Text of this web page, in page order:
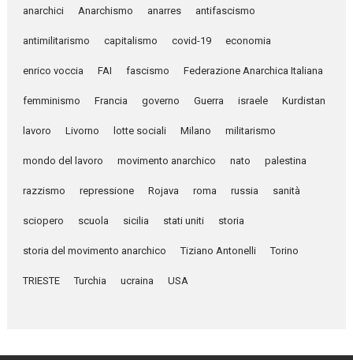
anarchici Anarchismo anarres antifascismo
antimilitarismo capitalismo covid-19 economia
enrico voccia FAI fascismo Federazione Anarchica Italiana
femminismo Francia governo Guerra israele Kurdistan
lavoro Livorno lotte sociali Milano militarismo
mondo del lavoro movimento anarchico nato palestina
razzismo repressione Rojava roma russia sanità
sciopero scuola sicilia stati uniti storia
storia del movimento anarchico Tiziano Antonelli Torino
TRIESTE Turchia ucraina USA